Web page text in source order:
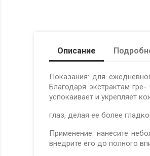
Описание
Показания: для
Благодаря экстрактам
успокаивает и укрепляет
глаз, делая ее более
Применение: нанесите
внедрите его до полного